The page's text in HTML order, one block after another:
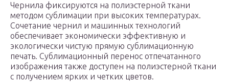
Чернила фиксируются на полиэстерной ткани
методом сублимации при высоких температурах.
Сочетание чернил и машинных технологий
обеспечивает экономически эффективную и
экологически чистую прямую сублимационную
печать. Сублимационный перенос отпечатанного
изображения также доступен на полиэстерной ткани
с получением ярких и четких цветов.